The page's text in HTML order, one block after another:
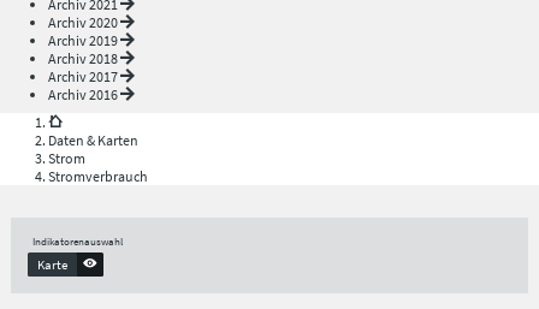
Archiv 2021
Archiv 2020
Archiv 2019
Archiv 2018
Archiv 2017
Archiv 2016
Daten & Karten
Strom
Stromverbrauch
Indikatorenauswahl
Karte